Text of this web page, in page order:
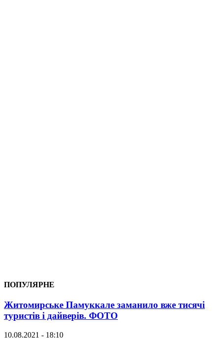
ПОПУЛЯРНЕ
Житомирське Памуккале заманило вже тисячі
туристів і дайверів. ФОТО
10.08.2021 - 18:10